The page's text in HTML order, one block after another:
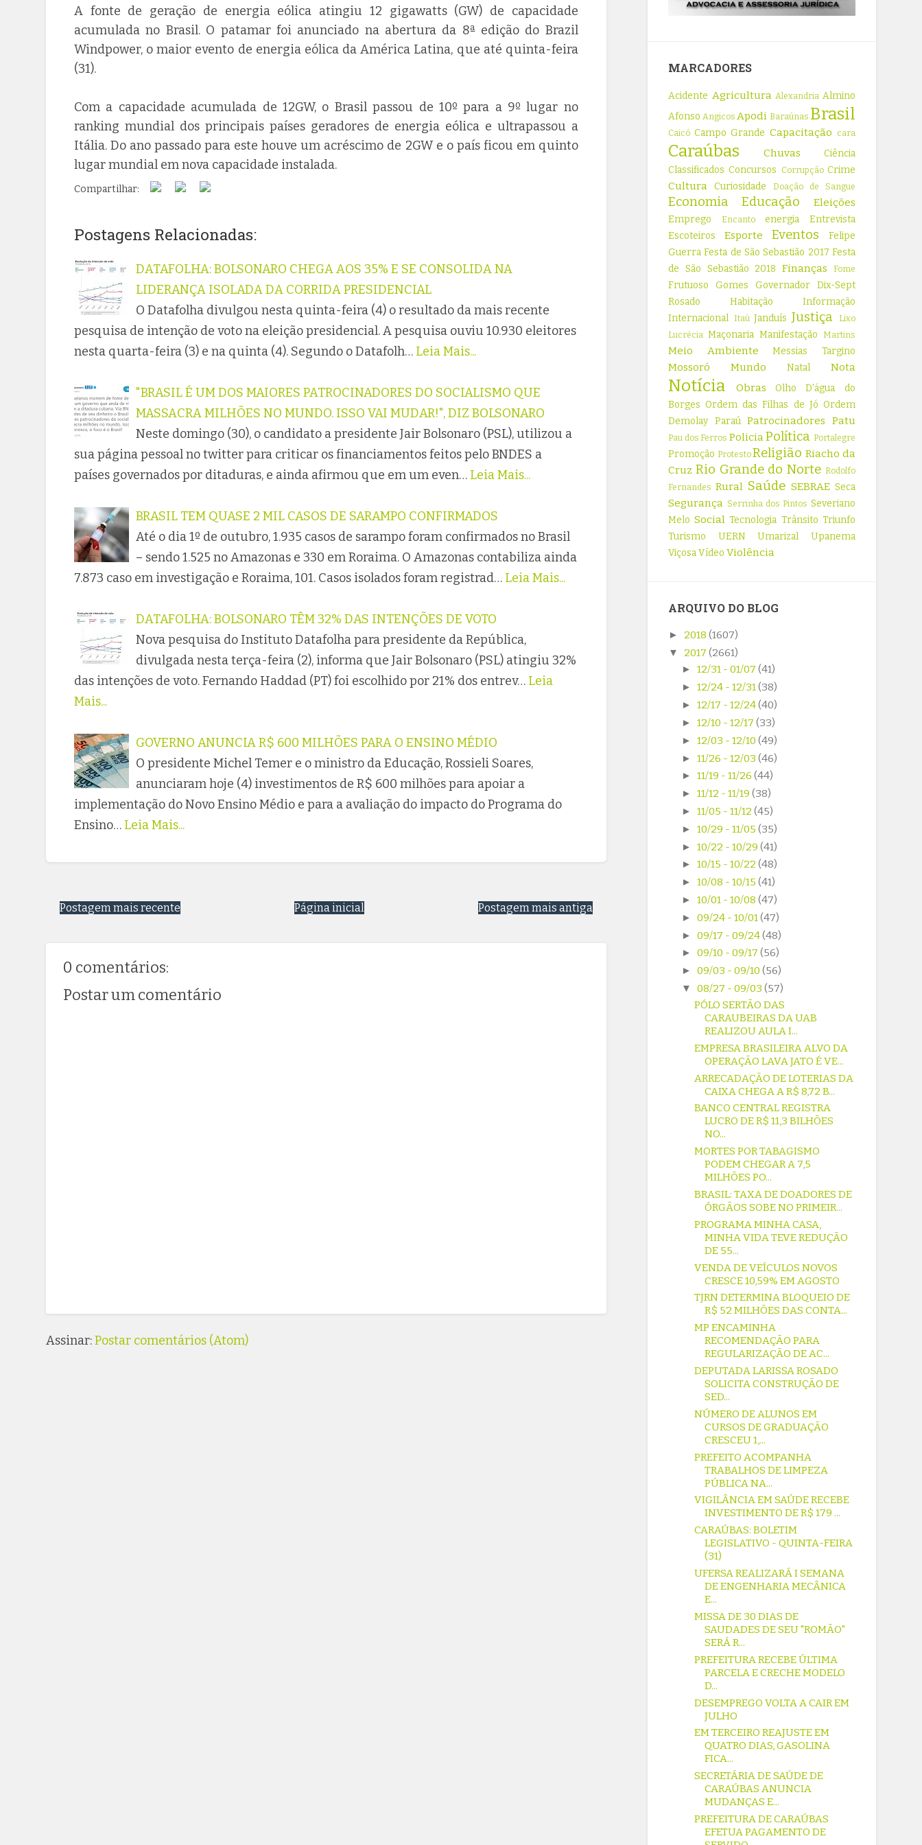
A fonte de geração de energia eólica atingiu 12 gigawatts (GW) de capacidade
acumulada no Brasil. O patamar foi anunciado na abertura da 8ª edição do Brazil
Windpower, o maior evento de energia eólica da América Latina, que até quinta-feira
(31).
Com a capacidade acumulada de 12GW, o Brasil passou de 10º para a 9º lugar no
ranking mundial dos principais países geradores de energia eólica e ultrapassou a
Itália. Do ano passado para este houve um acréscimo de 2GW e o país ficou em quinto
lugar mundial em nova capacidade instalada.
Compartilhar:
Postagens Relacionadas:
DATAFOLHA: BOLSONARO CHEGA AOS 35% E SE CONSOLIDA NA
LIDERANÇA ISOLADA DA CORRIDA PRESIDENCIAL
O Datafolha divulgou nesta quinta-feira (4) o resultado da mais recente
pesquisa de intenção de voto na eleição presidencial. A pesquisa ouviu 10.930 eleitores
nesta quarta-feira (3) e na quinta (4). Segundo o Datafolh… Leia Mais...
"BRASIL É UM DOS MAIORES PATROCINADORES DO SOCIALISMO QUE
MASSACRA MILHÕES NO MUNDO. ISSO VAI MUDAR!", DIZ BOLSONARO
Neste domingo (30), o candidato a presidente Jair Bolsonaro (PSL), utilizou a
sua página pessoal no twitter para criticar os financiamentos feitos pelo BNDES a
países governados por ditaduras, e ainda afirmou que em um even… Leia Mais...
BRASIL TEM QUASE 2 MIL CASOS DE SARAMPO CONFIRMADOS
Até o dia 1º de outubro, 1.935 casos de sarampo foram confirmados no Brasil
– sendo 1.525 no Amazonas e 330 em Roraima. O Amazonas contabiliza ainda
7.873 caso em investigação e Roraima, 101. Casos isolados foram registrad… Leia Mais...
DATAFOLHA: BOLSONARO TÊM 32% DAS INTENÇÕES DE VOTO
Nova pesquisa do Instituto Datafolha para presidente da República,
divulgada nesta terça-feira (2), informa que Jair Bolsonaro (PSL) atingiu 32%
das intenções de voto. Fernando Haddad (PT) foi escolhido por 21% dos entrev… Leia
Mais...
GOVERNO ANUNCIA R$ 600 MILHÕES PARA O ENSINO MÉDIO
O presidente Michel Temer e o ministro da Educação, Rossieli Soares,
anunciaram hoje (4) investimentos de R$ 600 milhões para apoiar a
implementação do Novo Ensino Médio e para a avaliação do impacto do Programa do
Ensino… Leia Mais...
Postagem mais recente Postagem mais antiga
Página inicial
0 comentários:
Postar um comentário
Assinar:Postar comentários (Atom)
MARCADORES
Acidente Agricultura Alexandria Almino
Afonso Angicos Apodi Baraúnas Brasil
Caicó Campo Grande Capacitação cara
Caraúbas Chuvas
Ciência
Classificados Concursos Corrupção Crime
Cultura Curiosidade Doação de Sangue
Economia Educação Eleições
Emprego Encanto energia
Entrevista
Escoteiros
Esporte Eventos
Felipe
Guerra Festa de São Sebastião 2017 Festa
de São Sebastião 2018 Finanças Fome
Frutuoso Gomes
Governador Dix-Sept
Rosado
Habitação
Informação
Internacional
Itaú Janduís Justiça
Lixo
Lucrécia Maçonaria Manifestação Martins
Meio Ambiente Messias Targino
Mossoró Mundo Natal Nota
Notícia Obras
Olho D'água do
Borges Ordem das Filhas de Jó Ordem
Demolay Paraú Patrocinadores Patu
Pau dos Ferros PoliciaPolítica Portalegre
Promoção ProtestoReligião Riacho da
Cruz Rio Grande do Norte Rodolfo
Fernandes Rural Saúde SEBRAE Seca
Segurança Serrinha dos Pintos Severiano
Melo Social Tecnologia Trânsito Triunfo
Turismo
UERN Umarizal
Upanema
ViçosaVídeo Violência
ARQUIVO DO BLOG
► 2018(1607)
▼ 2017(2661)
► 12/31 - 01/07 (41)
► 12/24 - 12/31(38)
► 12/17 - 12/24(40)
► 12/10 - 12/17 (33)
► 12/03 - 12/10 (49)
► 11/26 - 12/03 (46)
► 11/19 - 11/26 (44)
► 11/12 - 11/19 (38)
► 11/05 - 11/12 (45)
► 10/29 - 11/05 (35)
► 10/22 - 10/29 (41)
► 10/15 - 10/22 (48)
► 10/08 - 10/15 (41)
► 10/01 - 10/08 (47)
► 09/24 - 10/01(47)
► 09/17 - 09/24(48)
► 09/10 - 09/17 (56)
► 09/03 - 09/10 (56)
▼ 08/27 - 09/03 (57)
PÓLO SERTÃO DAS
CARAUBEIRAS DA UAB
REALIZOU AULA I...
EMPRESA BRASILEIRA ALVO DA
OPERAÇÃO LAVA JATO É VE...
ARRECADAÇÃO DE LOTERIAS DA
CAIXA CHEGA A R$ 8,72 B...
BANCO CENTRAL REGISTRA
LUCRO DE R$ 11,3 BILHÕES
NO...
MORTES POR TABAGISMO
PODEM CHEGAR A 7,5
MILHÕES PO...
BRASIL: TAXA DE DOADORES DE
ÓRGÃOS SOBE NO PRIMEIR...
PROGRAMA MINHA CASA,
MINHA VIDA TEVE REDUÇÃO
DE 55...
VENDA DE VEÍCULOS NOVOS
CRESCE 10,59% EM AGOSTO
TJRN DETERMINA BLOQUEIO DE
R$ 52 MILHÕES DAS CONTA...
MP ENCAMINHA
RECOMENDAÇÃO PARA
REGULARIZAÇÃO DE AC...
DEPUTADA LARISSA ROSADO
SOLICITA CONSTRUÇÃO DE
SED...
NÚMERO DE ALUNOS EM
CURSOS DE GRADUAÇÃO
CRESCEU 1,...
PREFEITO ACOMPANHA
TRABALHOS DE LIMPEZA
PÚBLICA NA...
VIGILÂNCIA EM SAÚDE RECEBE
INVESTIMENTO DE R$ 179 ...
CARAÚBAS: BOLETIM
LEGISLATIVO - QUINTA-FEIRA
(31)
UFERSA REALIZARÁ I SEMANA
DE ENGENHARIA MECÂNICA
E...
MISSA DE 30 DIAS DE
SAUDADES DE SEU "ROMÃO"
SERÁ R...
PREFEITURA RECEBE ÚLTIMA
PARCELA E CRECHE MODELO
D...
DESEMPREGO VOLTA A CAIR EM
JULHO
EM TERCEIRO REAJUSTE EM
QUATRO DIAS, GASOLINA
FICA...
SECRETÁRIA DE SAÚDE DE
CARAÚBAS ANUNCIA
MUDANÇAS E...
PREFEITURA DE CARAÚBAS
EFETUA PAGAMENTO DE